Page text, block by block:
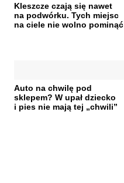
Kleszcze czają się nawet
na podwórku. Tych miejsc
na ciele nie wolno pominąć
Auto na chwilę pod
sklepem? W upał dziecko
i pies nie mają tej „chwili”